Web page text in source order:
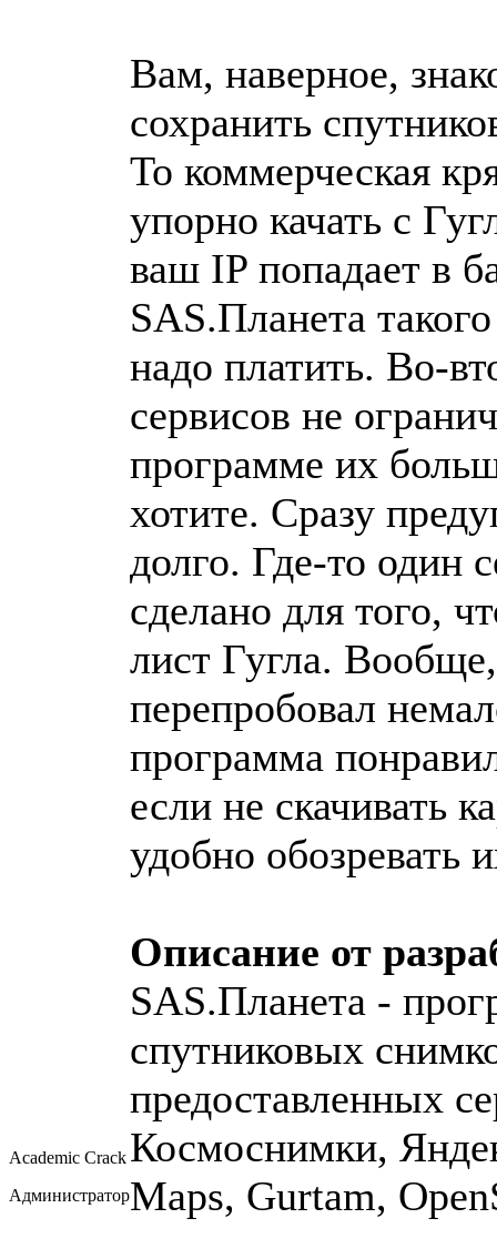
Academic Crack
Администратор
Вам, наверное,
сохранить
То коммерческая
упорно качать с
ваш IP попадает в
SAS.Планета
надо платить. Во-
сервисов не
программе их
хотите. Сразу
долго. Где-то один
сделано для того,
лист Гугла.
перепробовал
программа
если не скачивать
удобно обозревать
Описание от
SAS.Планета -
спутниковых
предоставленных
Космоснимки,
Maps, Gurtam,